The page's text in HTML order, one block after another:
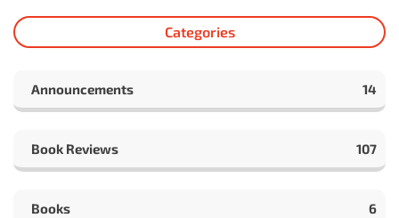
Categories
Announcements 14
Book Reviews 107
Books 6